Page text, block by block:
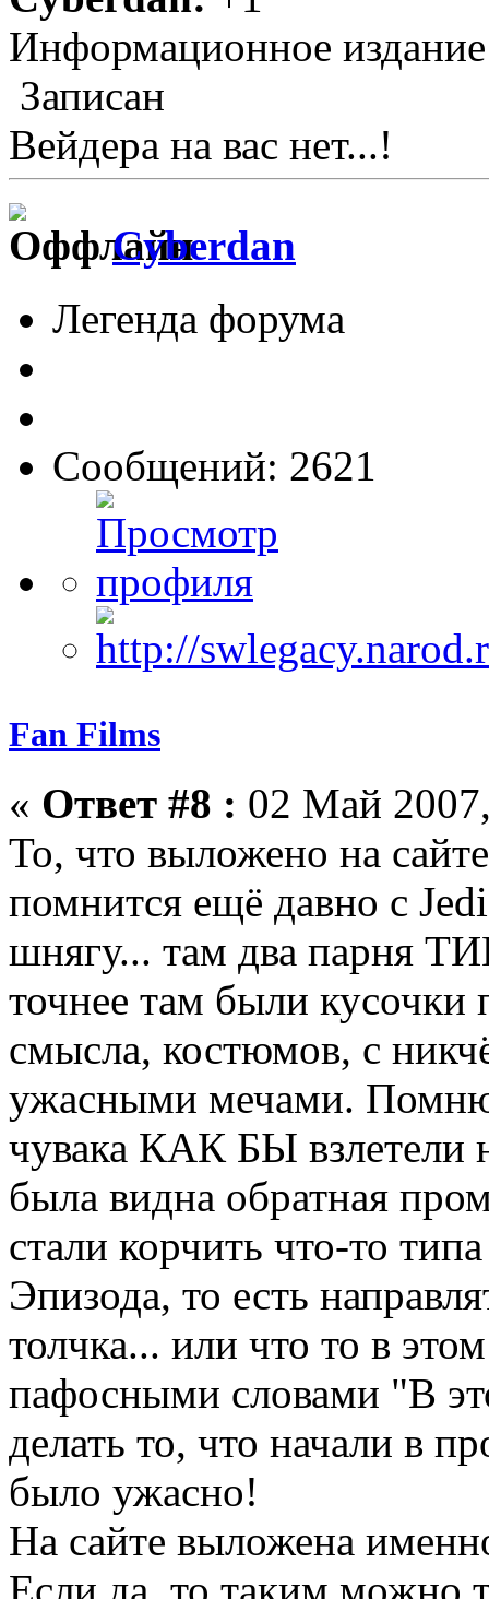
Информационное
Записан
Вейдера на вас нет...!
Cyberdan
Легенда форума
Сообщений: 2621
Fan Films
« Ответ #8 : 02 Май
То, что выложено на
помнится ещё давно с
шнягу... там два парня
точнее там были кусочки
смысла, костюмов, с
ужасными мечами.
чувака КАК БЫ взлетели
была видна обратная
стали корчить что-то
Эпизода, то есть
толчка... или что то в
пафосными словами "В
делать то, что начали в
было ужасно!
На сайте выложена